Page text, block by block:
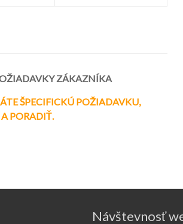
ZÁKAZNÍKA
ŠPECIFICKÚ POŽIADAVKU,
PORADIŤ.
Návštevnosť